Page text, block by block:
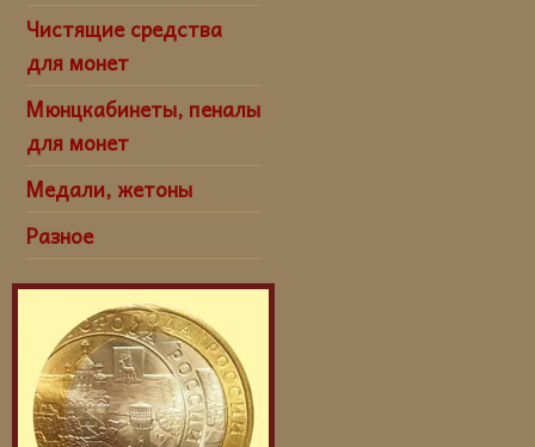
Чистящие средства
для монет
Мюнцкабинеты, пеналы
для монет
Медали, жетоны
Разное